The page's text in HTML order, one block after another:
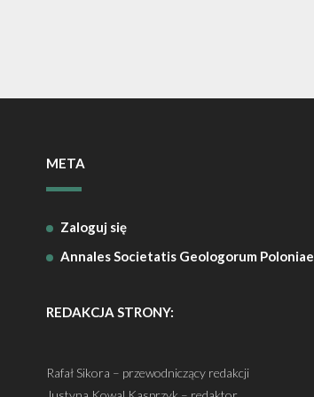
META
Zaloguj się
Annales Societatis Geologorum Poloniae
REDAKCJA STRONY:
Rafał Sikora – przewodniczący redakcji